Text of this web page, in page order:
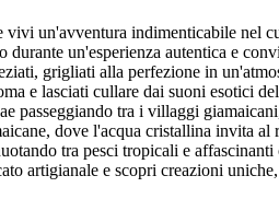
un'avventura indimenticabile nel
un'esperienza autentica e
grigliati alla perfezione in
e lasciati cullare dai suoni esotici
passeggiando tra i villaggi
dove l'acqua cristallina invita
tra pesci tropicali e affascinanti
artigianale e scopri creazioni